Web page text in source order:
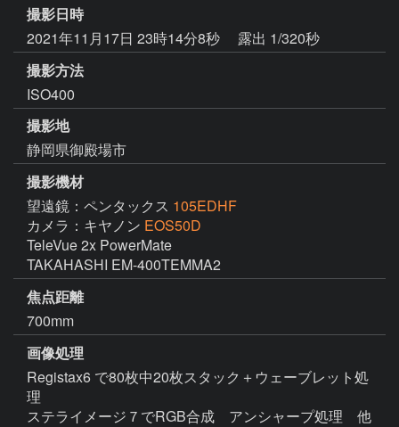
撮影日時
2021年11月17日 23時14分8秒
露出 1/320秒
撮影方法
ISO400
撮影地
静岡県御殿場市
撮影機材
望遠鏡：ペンタックス 105EDHF
カメラ：キヤノン EOS50D
TeleVue 2x PowerMate
焦点距離
700mm
画像処理
Registax6 で80枚中20枚スタック＋ウェーブレット処
理